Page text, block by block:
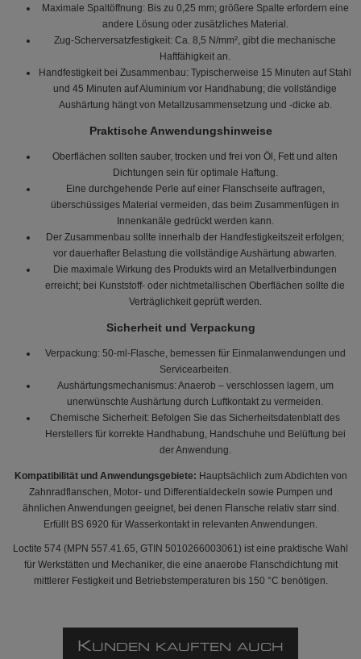
Maximale Spaltöffnung: Bis zu 0,25 mm; größere Spalte erfordern eine
andere Lösung oder zusätzliches Material.
Zug-Scherversatzfestigkeit: Ca. 8,5 N/mm², gibt die mechanische
Haftfähigkeit an.
Handfestigkeit bei Zusammenbau: Typischerweise 15 Minuten auf Stahl
und 45 Minuten auf Aluminium vor Handhabung; die vollständige
Aushärtung hängt von Metallzusammensetzung und -dicke ab.
Praktische Anwendungshinweise
Oberflächen sollten sauber, trocken und frei von Öl, Fett und alten
Dichtungen sein für optimale Haftung.
Eine durchgehende Perle auf einer Flanschseite auftragen,
überschüssiges Material vermeiden, das beim Zusammenfügen in
Innenkanäle gedrückt werden kann.
Der Zusammenbau sollte innerhalb der Handfestigkeitszeit erfolgen;
vor dauerhafter Belastung die vollständige Aushärtung abwarten.
Die maximale Wirkung des Produkts wird an Metallverbindungen
erreicht; bei Kunststoff- oder nichtmetallischen Oberflächen sollte die
Verträglichkeit geprüft werden.
Sicherheit und Verpackung
Verpackung: 50-ml-Flasche, bemessen für Einmalanwendungen und
Servicearbeiten.
Aushärtungsmechanismus: Anaerob – verschlossen lagern, um
unerwünschte Aushärtung durch Luftkontakt zu vermeiden.
Chemische Sicherheit: Befolgen Sie das Sicherheitsdatenblatt des
Herstellers für korrekte Handhabung, Handschuhe und Belüftung bei
der Anwendung.
Kompatibilität und Anwendungsgebiete: Hauptsächlich zum Abdichten von
Zahnradflanschen, Motor- und Differentialdeckeln sowie Pumpen und
ähnlichen Anwendungen geeignet, bei denen Flansche relativ starr sind.
Erfüllt BS 6920 für Wasserkontakt in relevanten Anwendungen.
Loctite 574 (MPN 557.41.65, GTIN 5010266003061) ist eine praktische Wahl
für Werkstätten und Mechaniker, die eine anaerobe Flanschdichtung mit
mittlerer Festigkeit und Betriebstemperaturen bis 150 °C benötigen.
K UNDEN KAUFTEN AUCH